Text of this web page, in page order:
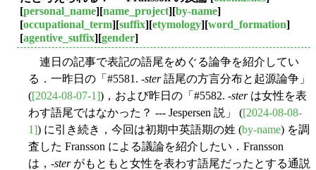
[personal_name][name_project][by-name]
[occupational_term][suffix][etymology][word_formation]
[agentive_suffix][gender]
連日の記事で表記の語尾をめぐる論争を紹介してい
る．一昨日の「#5581. -ster語尾の方言分布と起源論争」
([2024-08-07-1])，および昨日の「#5582. -sterは女性を表
わす語尾ではなかった？ --- Jespersen 説」 ([2024-08-08-
1]) に引き続き，今回は初期中英語期の姓 (by-name) を調
査した Fransson による議論を紹介したい．Fransson
は，-sterがもともと女性を表わす語尾だったとする通説